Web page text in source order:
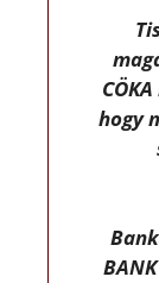
hogy